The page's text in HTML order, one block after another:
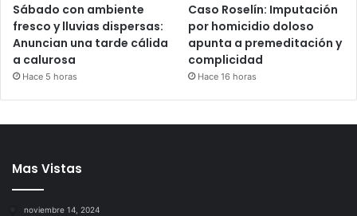
Sábado con ambiente
fresco y lluvias dispersas:
Anuncian una tarde cálida
a calurosa
Hace 5 horas
Caso Roselín: Imputación
por homicidio doloso
apunta a premeditación y
complicidad
Hace 16 horas
Mas Vistas
noviembre 14, 2024